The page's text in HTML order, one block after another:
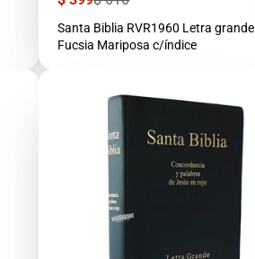
venta
Santa Biblia RVR1960 Letra grande
Fucsia Mariposa c/índice